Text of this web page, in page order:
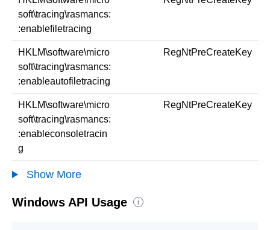
soft\tracing\rasmancs:
:enablefiletracing
HKLM\software\micro
soft\tracing\rasmancs:
:enableautofiletracing
RegNtPreCreateKey
HKLM\software\micro
soft\tracing\rasmancs:
:enableconsoletracin
g
RegNtPreCreateKey
Show More
Windows API Usage i